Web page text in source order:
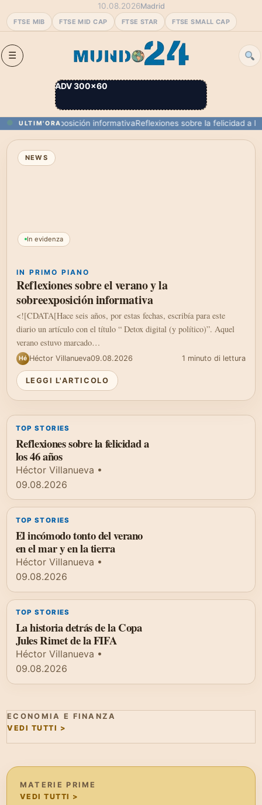
FTSE MIB FTSE MID CAP FTSE STAR FTSE SMALL CAP
10.08.2026Madrid
ADV 300×60
ULTIM'ORA
y la sobreexposición informativaReflexiones sobre la felicidad a los
NEWS
In evidenza
IN PRIMO PIANO
Reflexiones sobre el verano y la
sobreexposición informativa
<![CDATA[Hace seis años, por estas fechas, escribía para este
diario un artículo con el título “ Detox digital (y político)”. Aquel
verano estuvo marcado…
Hé Héctor Villanueva09.08.2026 1 minuto di lettura
LEGGI L'ARTICOLO
TOP STORIES
Reflexiones sobre la felicidad a
los 46 años
Héctor Villanueva •
09.08.2026
TOP STORIES
El incómodo tonto del verano
en el mar y en la tierra
Héctor Villanueva •
09.08.2026
TOP STORIES
La historia detrás de la Copa
Jules Rimet de la FIFA
Héctor Villanueva •
09.08.2026
ECONOMIA E FINANZA
VEDI TUTTI >
MATERIE PRIME
VEDI TUTTI >